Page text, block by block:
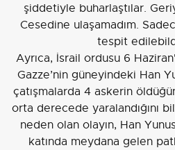
şiddetiyle buharlaştılar.
Cesedine ulaşamadım.
tespit
Ayrıca, İsrail ordusu 6
Gazze’nin güneyindeki Han
çatışmalarda 4 askerin
orta derecede yaralandığını
neden olan olayın, Han
katında meydana gelen